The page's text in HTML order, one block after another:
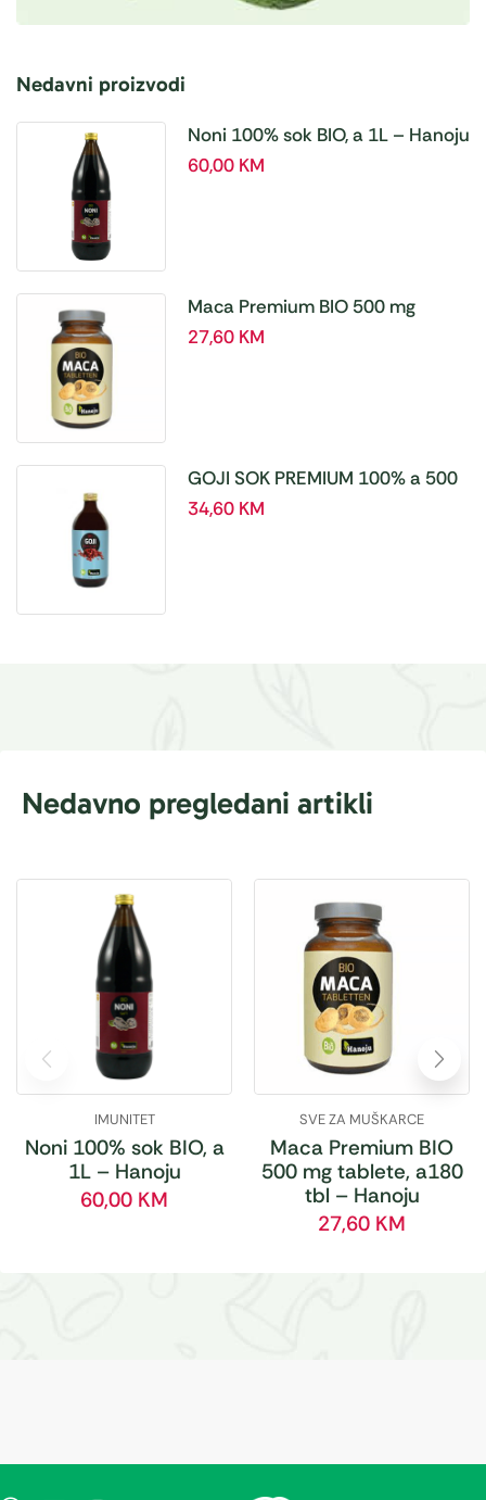
Nedavni proizvodi
Noni 100% sok BIO, a 1L – Hanoju
60,00 KM
Maca Premium BIO 500 mg
tablete, a180 tbl – Hanoju
27,60 KM
GOJI SOK PREMIUM 100% a 500
ml
34,60 KM
Nedavno pregledani artikli
IMUNITET
Noni 100% sok BIO, a
1L – Hanoju
60,00 KM
SVE ZA MUŠKARCE
Maca Premium BIO
500 mg tablete, a180
tbl – Hanoju
27,60 KM